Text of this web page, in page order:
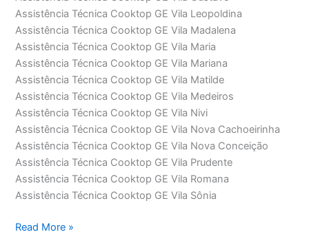
Assistência Técnica Cooktop GE Vila Leopoldina
Assistência Técnica Cooktop GE Vila Madalena
Assistência Técnica Cooktop GE Vila Maria
Assistência Técnica Cooktop GE Vila Mariana
Assistência Técnica Cooktop GE Vila Matilde
Assistência Técnica Cooktop GE Vila Medeiros
Assistência Técnica Cooktop GE Vila Nivi
Assistência Técnica Cooktop GE Vila Nova Cachoeirinha
Assistência Técnica Cooktop GE Vila Nova Conceição
Assistência Técnica Cooktop GE Vila Prudente
Assistência Técnica Cooktop GE Vila Romana
Assistência Técnica Cooktop GE Vila Sônia
Assistência
Read More »